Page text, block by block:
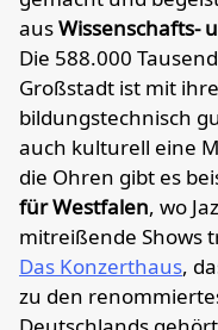
ausWissenschafts-
Die 588.000
Großstadt ist mit
bildungstechnisch
auch kulturell eine
die Ohren gibt es
für Westfalen, wo
mitreißende Shows
Das Konzerthaus,
zu den